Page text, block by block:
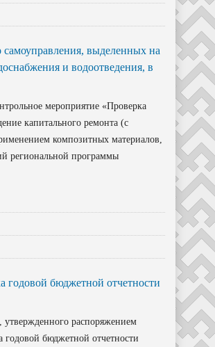
самоуправления, выделенных на
и водоотведения, в
мероприятие «Проверка
капитального ремонта (с
композитных материалов,
региональной программы
годовой бюджетной отчетности
распоряжением
бюджетной отчетности